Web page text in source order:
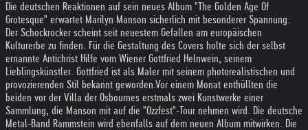
Die deutschen Reaktionen auf sein neues Album "The Golden Age Of
Grotesque" erwartet Marilyn Manson sicherlich mit besonderer Spannung.
Der Schockrocker scheint seit neuestem Gefallen am europäischen
Kulturerbe zu finden. Für die Gestaltung des Covers holte sich der selbst
ernannte Antichrist Hilfe vom Wiener Gottfried Helnwein, seinem
Lieblingskünstler. Gottfried ist als Maler mit seinem photorealistischen und
provozierenden Stil bekannt geworden.Vor einem Monat enthüllten die
beiden vor der Villa der Osbournes erstmals zwei Kunstwerke einer
Sammlung, die Manson mit auf die "Ozzfest"-Tour nehmen wird. Die deutsche
Metal-Band Rammstein wird ebenfalls auf dem neuen Album mitwirken. Die